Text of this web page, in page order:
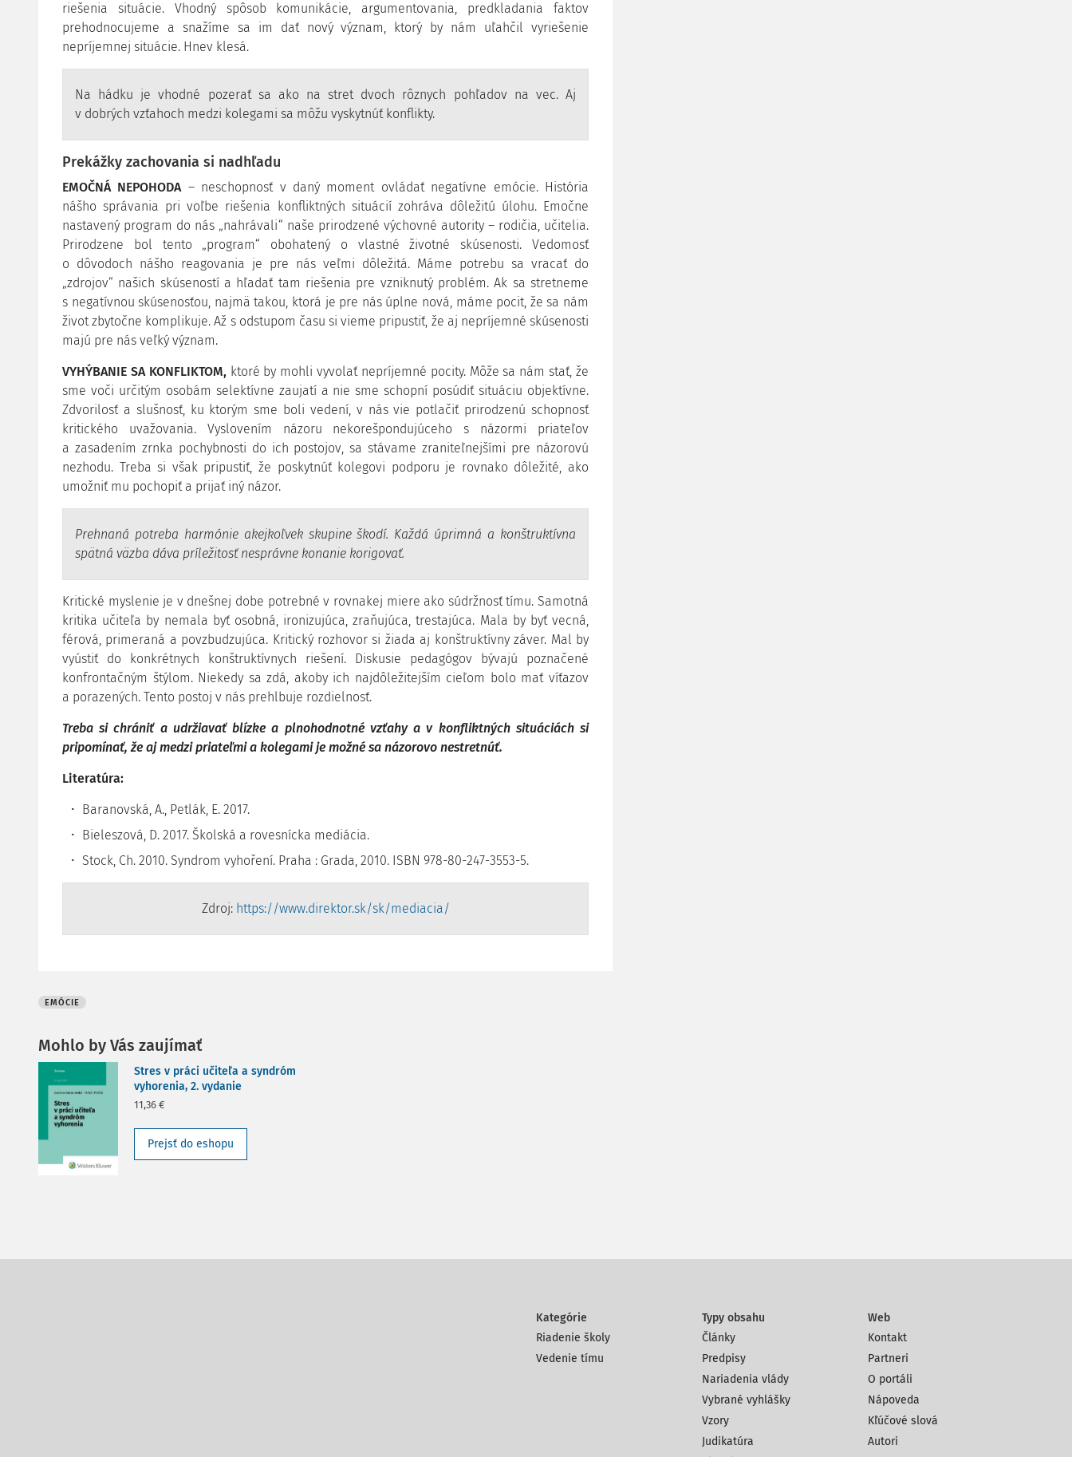
riešenia situácie. Vhodný spôsob komunikácie, argumentovania, predkladania faktov
prehodnocujeme a snažíme sa im dať nový význam, ktorý by nám uľahčil vyriešenie
nepríjemnej situácie. Hnev klesá.
Na hádku je vhodné pozerať sa ako na stret dvoch rôznych pohľadov na vec. Aj
v dobrých vzťahoch medzi kolegami sa môžu vyskytnúť konflikty.
Prekážky zachovania si nadhľadu
EMOČNÁ NEPOHODA – neschopnosť v daný moment ovládať negatívne emócie. História
nášho správania pri voľbe riešenia konfliktných situácií zohráva dôležitú úlohu. Emočne
nastavený program do nás „nahrávali“ naše prirodzené výchovné autority – rodičia, učitelia.
Prirodzene bol tento „program“ obohatený o vlastné životné skúsenosti. Vedomosť
o dôvodoch nášho reagovania je pre nás veľmi dôležitá. Máme potrebu sa vracať do
„zdrojov“ našich skúseností a hľadať tam riešenia pre vzniknutý problém. Ak sa stretneme
s negatívnou skúsenosťou, najmä takou, ktorá je pre nás úplne nová, máme pocit, že sa nám
život zbytočne komplikuje. Až s odstupom času si vieme pripustiť, že aj nepríjemné skúsenosti
majú pre nás veľký význam.
VYHÝBANIE SA KONFLIKTOM,ktoré by mohli vyvolať nepríjemné pocity. Môže sa nám stať, že
sme voči určitým osobám selektívne zaujatí a nie sme schopní posúdiť situáciu objektívne.
Zdvorilosť a slušnosť, ku ktorým sme boli vedení, v nás vie potlačiť prirodzenú schopnosť
kritického uvažovania. Vyslovením názoru nekorešpondujúceho s názormi priateľov
a zasadením zrnka pochybnosti do ich postojov, sa stávame zraniteľnejšími pre názorovú
nezhodu. Treba si však pripustiť, že poskytnúť kolegovi podporu je rovnako dôležité, ako
umožniť mu pochopiť a prijať iný názor.
Prehnaná potreba harmónie akejkoľvek skupine škodí. Každá úprimná a konštruktívna
spätná väzba dáva príležitosť nesprávne konanie korigovať.
Kritické myslenie je v dnešnej dobe potrebné v rovnakej miere ako súdržnosť tímu. Samotná
kritika učiteľa by nemala byť osobná, ironizujúca, zraňujúca, trestajúca. Mala by byť vecná,
férová, primeraná a povzbudzujúca. Kritický rozhovor si žiada aj konštruktívny záver. Mal by
vyústiť do konkrétnych konštruktívnych riešení. Diskusie pedagógov bývajú poznačené
konfrontačným štýlom. Niekedy sa zdá, akoby ich najdôležitejším cieľom bolo mať víťazov
a porazených. Tento postoj v nás prehlbuje rozdielnosť.
Treba si chrániť a udržiavať blízke a plnohodnotné vzťahy a v konfliktných situáciách si
pripomínať, že aj medzi priateľmi a kolegami je možné sa názorovo nestretnúť.
Literatúra:
Baranovská, A., Petlák, E. 2017.
Bieleszová, D. 2017. Školská a rovesnícka mediácia.
Stock, Ch. 2010. Syndrom vyhoření. Praha : Grada, 2010. ISBN 978-80-247-3553-5.
Zdroj:https://www.direktor.sk/sk/mediacia/
EMÓCIE
Mohlo by Vás zaujímať
Stres v práci učiteľa a syndróm
vyhorenia, 2. vydanie
11,36 €
Prejsť do eshopu
Kategórie
Riadenie školy
Vedenie tímu
Typy obsahu
Články
Predpisy
Nariadenia vlády
Vybrané vyhlášky
Vzory
Judikatúra
Web
Kontakt
Partneri
O portáli
Nápoveda
Kľúčové slová
Autori